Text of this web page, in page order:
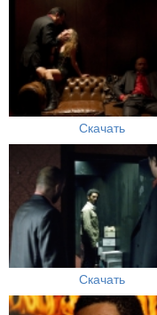
Скачать
Скачать